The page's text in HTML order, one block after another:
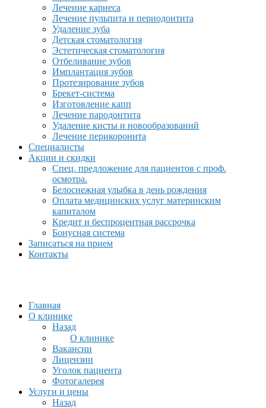
Лечение кариеса
Лечение пульпита и периодонтита
Удаление зуба
Детская стоматология
Эстетическая стоматология
Отбеливание зубов
Имплантация зубов
Протезирование зубов
Брекет-система
Изготовление капп
Лечение пародонтита
Удаление кисты и новообразований
Лечение перикоронита
Специалисты
Акции и скидки
Спец. предложение для пациентов с проф.
осмотра.
Белоснежная улыбка в день рождения
Оплата медицинских услуг материнским
капиталом
Кредит и беспроцентная рассрочка
Бонусная система
Записаться на прием
Контакты
Главная
О клинике
Назад
О клинике
Вакансии
Лицензии
Уголок пациента
Фотогалерея
Услуги и цены
Назад